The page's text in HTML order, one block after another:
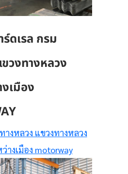
ร์ดเรล กรม
วงทางหลวง
เมือง
างหลวง แขวงทางหลวง
างเมือง motorway